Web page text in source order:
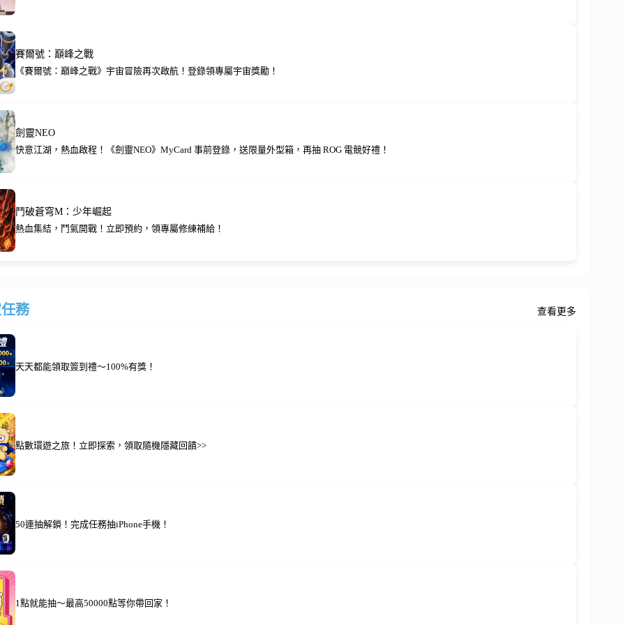
賽爾號：巔峰之戰
《賽爾號：巔峰之戰》宇宙冒險再次啟航！登錄領專屬宇宙獎勵！
劍靈NEO
快意江湖，熱血啟程！《劍靈NEO》MyCard 事前登錄，送限量外型箱，再抽 ROG 電競好禮！
鬥破蒼穹M：少年崛起
熱血集結，鬥氣開戰！立即預約，領專屬修練補給！
務 查看更多
天天都能領取簽到禮～100%有獎！
點數環遊之旅！立即探索，領取隨機隱藏回饋>>
50連抽解鎖！完成任務抽iPhone手機！
1點就能抽～最高50000點等你帶回家！